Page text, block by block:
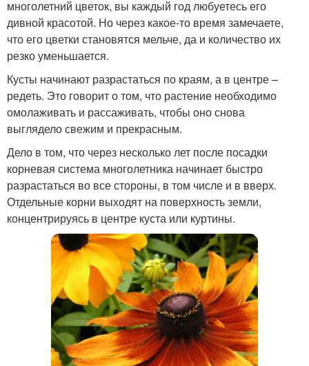
многолетний цветок, вы каждый год любуетесь его
дивной красотой. Но через какое-то время замечаете,
что его цветки становятся мельче, да и количество их
резко уменьшается.
Кусты начинают разрастаться по краям, а в центре –
редеть. Это говорит о том, что растение необходимо
омолаживать и рассаживать, чтобы оно снова
выглядело свежим и прекрасным.
Дело в том, что через несколько лет после посадки
корневая система многолетника начинает быстро
разрастаться во все стороны, в том числе и в вверх.
Отдельные корни выходят на поверхность земли,
концентрируясь в центре куста или куртины.